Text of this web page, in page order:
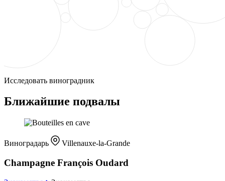
Исследовать виноградник
Ближайшие подвалы
Виноградарь Villenauxe-la-Grande
Champagne François Oudard